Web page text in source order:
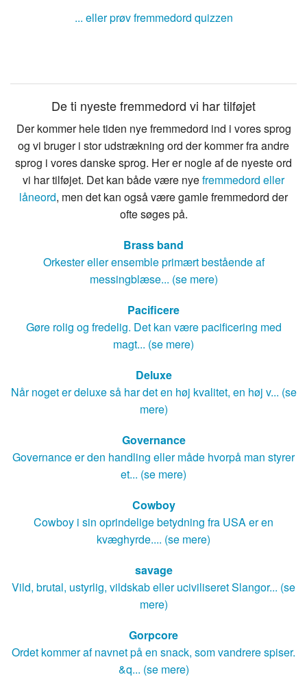
... eller prøv fremmedord quizzen
De ti nyeste fremmedord vi har tilføjet
Der kommer hele tiden nye fremmedord ind i vores sprog
og vi bruger i stor udstrækning ord der kommer fra andre
sprog i vores danske sprog. Her er nogle af de nyeste ord
vi har tilføjet. Det kan både være nyefremmedord eller
låneord, men det kan også være gamle fremmedord der
ofte søges på.
Brass band
Orkester eller ensemble primært bestående af
messingblæse... (se mere)
Pacificere
Gøre rolig og fredelig. Det kan være pacificering med
magt... (se mere)
Deluxe
Når noget er deluxe så har det en høj kvalitet, en høj v... (se
mere)
Governance
Governance er den handling eller måde hvorpå man styrer
et... (se mere)
Cowboy
Cowboy i sin oprindelige betydning fra USA er en
kvæghyrde.... (se mere)
savage
Vild, brutal, ustyrlig, vildskab eller uciviliseret Slangor... (se
mere)
Gorpcore
Ordet kommer af navnet på en snack, som vandrere spiser.
&q... (se mere)